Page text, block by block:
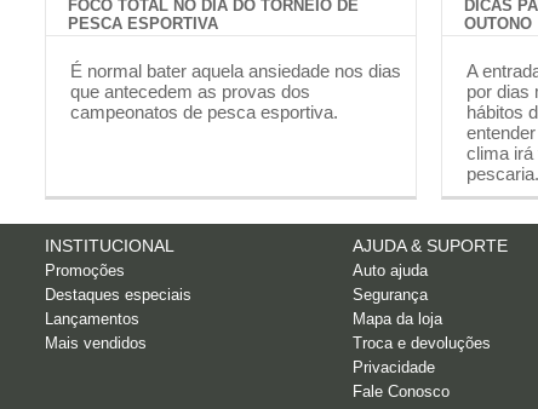
FOCO TOTAL NO DIA DO TORNEIO DE
PESCA ESPORTIVA
É normal bater aquela ansiedade nos dias
que antecedem as provas dos
campeonatos de pesca esportiva.
DICAS
OUTONO
A
por dias
hábitos
clima irá
pescaria.
INSTITUCIONAL
Promoções
Destaques especiais
Lançamentos
Mais vendidos
AJUDA & SUPORTE
Auto ajuda
Segurança
Mapa da loja
Troca e devoluções
Privacidade
Fale Conosco